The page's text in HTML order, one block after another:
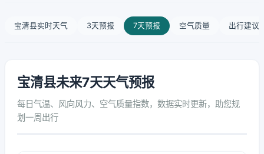
宝清县实时天气 3天预报 7天预报 空气质量 出行建议
宝清县未来7天天气预报
每日气温、风向风力、空气质量指数，数据实时更新，助您规
划一周出行